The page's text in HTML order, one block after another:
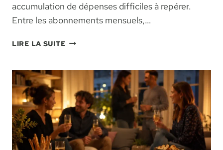
accumulation de dépenses difficiles à repérer.
Entre les abonnements mensuels,…
LIRE LA SUITELOISIRS
:
COMMENT
SE
DIVERTIR
CHEZ
SOI
SANS